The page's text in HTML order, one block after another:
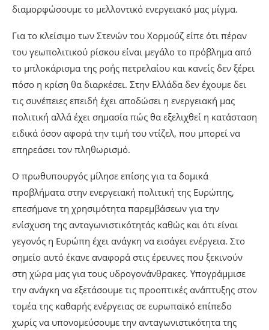
διαμορφώσουμε το μελλοντικό ενεργειακό μας μίγμα.
Για το κλείσιμο των Στενών του Χορμούζ είπε ότι πέραν
του γεωπολιτικού ρίσκου είναι μεγάλο το πρόβλημα από
το μπλοκάρισμα της ροής πετρελαίου και κανείς δεν ξέρει
πόσο η κρίση θα διαρκέσει. Στην Ελλάδα δεν έχουμε δει
τις συνέπειες επειδή έχει αποδώσει η ενεργειακή μας
πολιτική αλλά έχει σημασία πώς θα εξελιχθεί η κατάσταση
ειδικά όσον αφορά την τιμή του ντίζελ, που μπορεί να
επηρεάσει τον πληθωρισμό.
Ο πρωθυπουργός μίλησε επίσης για τα δομικά
προβλήματα στην ενεργειακή πολιτική της Ευρώπης,
επεσήμανε τη χρησιμότητα παρεμβάσεων για την
ενίσχυση της ανταγωνιστικότητάς καθώς και ότι είναι
γεγονός η Ευρώπη έχει ανάγκη να εισάγει ενέργεια. Στο
σημείο αυτό έκανε αναφορά στις έρευνες που ξεκινούν
στη χώρα μας για τους υδρογονάνθρακες. Υπογράμμισε
την ανάγκη να εξετάσουμε τις προοπτικές ανάπτυξης στον
τομέα της καθαρής ενέργειας σε ευρωπαϊκό επίπεδο
χωρίς να υπονομεύσουμε την ανταγωνιστικότητα της